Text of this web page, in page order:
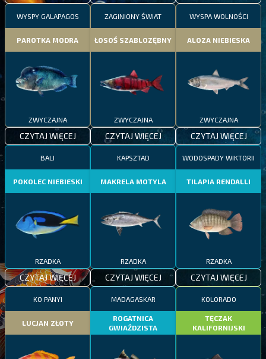
WYSPY GALAPAGOS
PAROTKA MODRA
ZWYCZAJNA
CZYTAJ WIĘCEJ
ZAGINIONY ŚWIAT
ŁOSOŚ SZABLOZĘBNY
ZWYCZAJNA
CZYTAJ WIĘCEJ
WYSPA WOLNOŚCI
ALOZA NIEBIESKA
ZWYCZAJNA
CZYTAJ WIĘCEJ
BALI
POKOLEC NIEBIESKI
RZADKA
CZYTAJ WIĘCEJ
KAPSZTAD
MAKRELA MOTYLA
RZADKA
CZYTAJ WIĘCEJ
WODOSPADY WIKTORII
TILAPIA RENDALLI
RZADKA
CZYTAJ WIĘCEJ
KO PANYI
LUCJAN ZŁOTY
MADAGASKAR
ROGATNICA
GWIAŹDZISTA
KOLORADO
TĘCZAK
KALIFORNIJSKI